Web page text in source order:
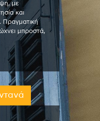
με
και
Πραγματική
μπροστά,